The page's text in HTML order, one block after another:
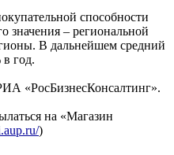
способности
значения – региональной
В дальнейшем средний
в год.
«РосБизнесКонсалтинг».
на «Магазин
)